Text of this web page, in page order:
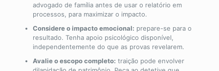
advogado de família antes de usar o relatório em
processos, para maximizar o impacto.
Considere o impacto emocional: prepare-se para o
resultado. Tenha apoio psicológico disponível,
independentemente do que as provas revelarem.
Avalie o escopo completo: traição pode envolver